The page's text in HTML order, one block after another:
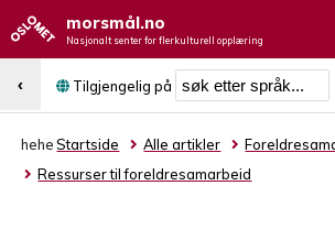
morsmål.no
Nasjonalt senter for flerkulturell opplæring
Tilgjengelig på
Søk etter språk
‹
hehe Startside Alle artikler
Ressurser til foreldresamarbeid